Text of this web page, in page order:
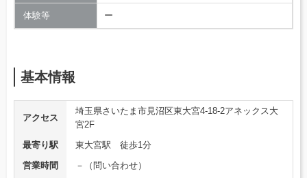
体験等 ー
基本情報
アクセス
埼玉県さいたま市見沼区東大宮4-18-2アネックス大
宮2F
最寄り駅
東大宮駅 徒歩1分
営業時間
－（問い合わせ）